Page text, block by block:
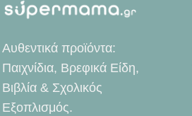
Αυθεντικά προϊόντα:
Παιχνίδια, Βρεφικά Είδη,
Βιβλία & Σχολικός
Εξοπλισμός.